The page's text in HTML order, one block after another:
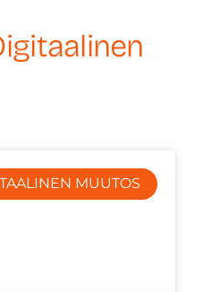
MUUTOS